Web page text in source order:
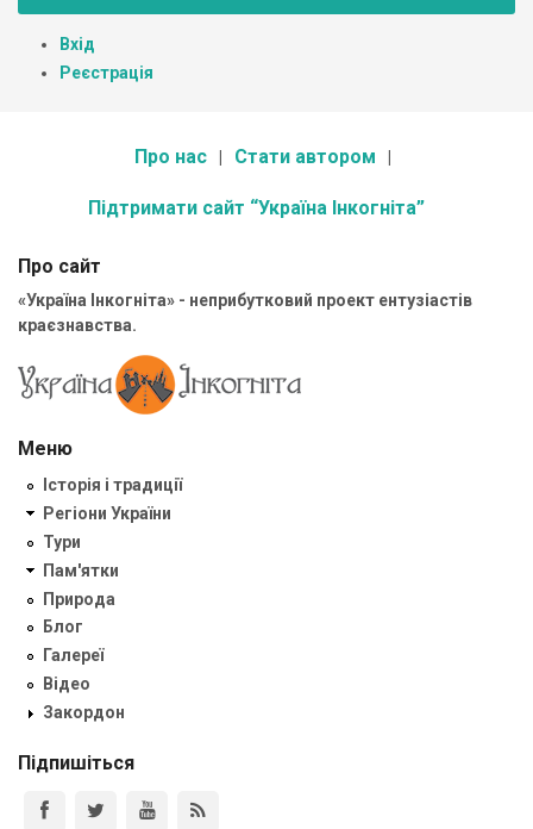
Вхід
Реєстрація
Про нас Стати автором
Підтримати сайт “Україна Інкогніта”
Про сайт
«Україна Інкогніта» - неприбутковий проект ентузіастів
краєзнавства.
Меню
Історія і традиції
Регіони України
Тури
Пам'ятки
Природа
Блог
Галереї
Відео
Закордон
Підпишіться